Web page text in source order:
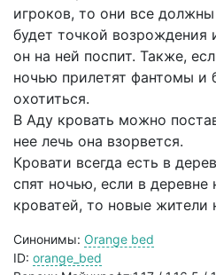
игроков, то они все должны
будет точкой возрождения
он на ней поспит. Также,
ночью прилетят фантомы и
охотиться.
В Аду кровать можно
нее лечь она взорвется.
Кровати всегда есть в
спят ночью, если в деревне
кроватей, то новые жители
Синонимы: Orange bed
ID: orange_bed